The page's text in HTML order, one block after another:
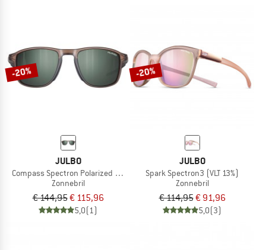
-20%
JULBO
Compass Spectron Polarized S3 (VLT 11%)
Zonnebril
€ 144,95€ 115,96
5,0(1)
-20%
JULBO
Spark Spectron3 (VLT 13%)
Zonnebril
€ 114,95€ 91,96
5,0(3)